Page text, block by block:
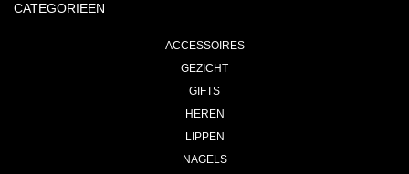
CATEGORIEEN
ACCESSOIRES
GEZICHT
GIFTS
HEREN
LIPPEN
NAGELS